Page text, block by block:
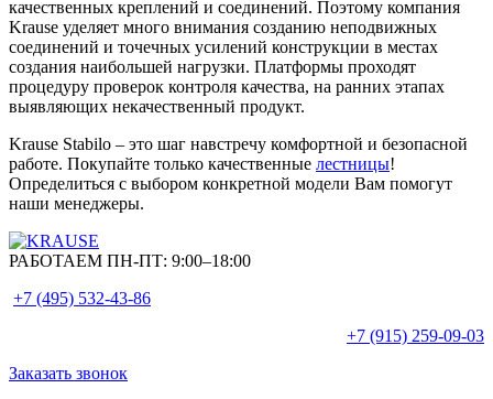
качественных креплений и соединений. Поэтому компания
Krause уделяет много внимания созданию неподвижных
соединений и точечных усилений конструкции в местах
создания наибольшей нагрузки. Платформы проходят
процедуру проверок контроля качества, на ранних этапах
выявляющих некачественный продукт.
Krause Stabilo – это шаг навстречу комфортной и безопасной
работе. Покупайте только качественные лестницы!
Определиться с выбором конкретной модели Вам помогут
наши менеджеры.
РАБОТАЕМ ПН-ПТ: 9:00–18:00
+7 (495) 532-43-86
+7 (915) 259-09-03
Заказать звонок